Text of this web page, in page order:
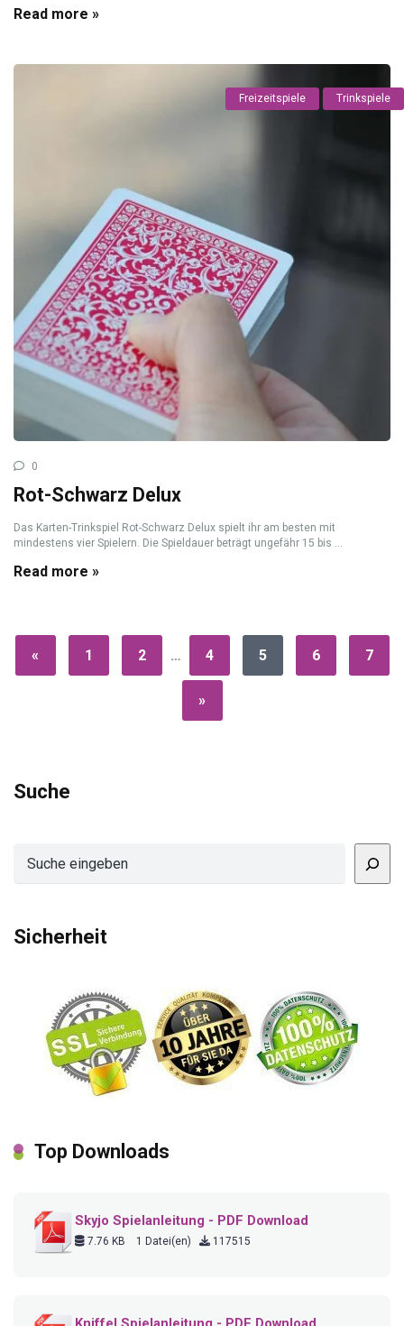
Read more »
Freizeitspiele Trinkspiele
0
Rot-Schwarz Delux
Das Karten-Trinkspiel Rot-Schwarz Delux spielt ihr am besten mit
mindestens vier Spielern. Die Spieldauer beträgt ungefähr 15 bis ...
Read more »
« 1 2 … 4 5 6 7
»
Suche
Sicherheit
Top Downloads
Skyjo Spielanleitung - PDF Download
7.76 KB 1 Datei(en) 117515